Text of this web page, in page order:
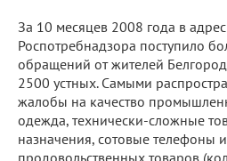
За 10 месяцев 2008 года в
Роспотребнадзора поступило
обращений от жителей
2500 устных. Самыми
жалобы на качество
одежда, технически-сложные
назначения, сотовые телефоны
продовольственных товаров